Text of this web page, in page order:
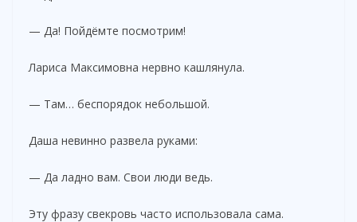
— Да! Пойдёмте посмотрим!
Лариса Максимовна нервно кашлянула.
— Там… беспорядок небольшой.
Даша невинно развела руками:
— Да ладно вам. Свои люди ведь.
Эту фразу свекровь часто использовала сама.